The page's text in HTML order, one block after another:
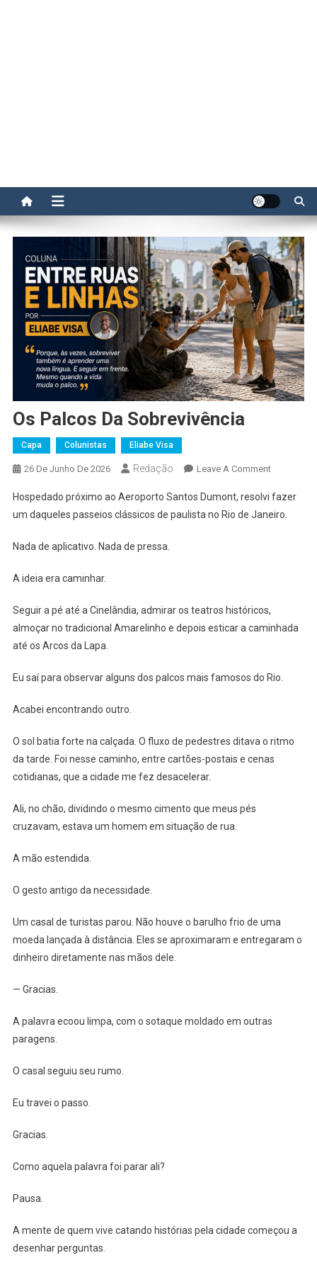
Os Palcos Da Sobrevivência
Capa Colunistas Eliabe Visa
26 De Junho De 2026 Redação Leave A CommentOn
Palcos
Da
Hospedado próximo ao Aeroporto Santos Dumont, resolvi fazer
um daqueles passeios clássicos de paulista no Rio de Janeiro.
Nada de aplicativo. Nada de pressa.
A ideia era caminhar.
Seguir a pé até a Cinelândia, admirar os teatros históricos,
almoçar no tradicional Amarelinho e depois esticar a caminhada
até os Arcos da Lapa.
Eu saí para observar alguns dos palcos mais famosos do Rio.
Acabei encontrando outro.
O sol batia forte na calçada. O fluxo de pedestres ditava o ritmo
da tarde. Foi nesse caminho, entre cartões-postais e cenas
cotidianas, que a cidade me fez desacelerar.
Ali, no chão, dividindo o mesmo cimento que meus pés
cruzavam, estava um homem em situação de rua.
A mão estendida.
O gesto antigo da necessidade.
Um casal de turistas parou. Não houve o barulho frio de uma
moeda lançada à distância. Eles se aproximaram e entregaram o
dinheiro diretamente nas mãos dele.
— Gracias.
A palavra ecoou limpa, com o sotaque moldado em outras
paragens.
O casal seguiu seu rumo.
Eu travei o passo.
Gracias.
Como aquela palavra foi parar ali?
Pausa.
A mente de quem vive catando histórias pela cidade começou a
desenhar perguntas.